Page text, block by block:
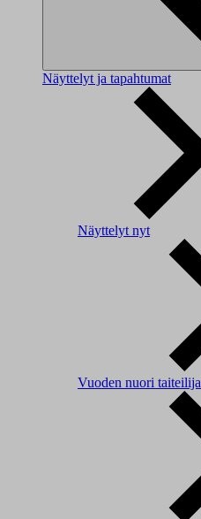
Näyttelyt ja tapahtumat
Näyttelyt nyt
Vuoden nuori taiteilija